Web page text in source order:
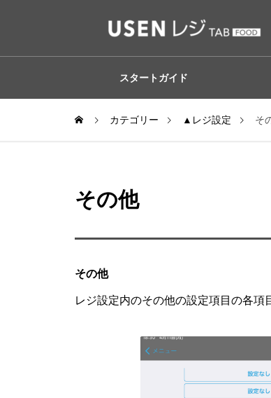
スタートガイド
カテゴリー ▲レジ設定 そ
その他
その他
レジ設定内のその他の設定項目の各項